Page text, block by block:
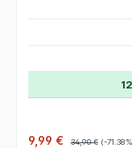
Verkaufspreis:
9,99 € 34,90 € (-